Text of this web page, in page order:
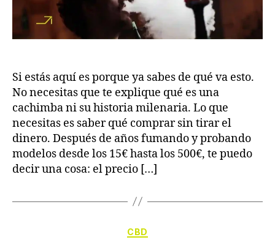
Si estás aquí es porque ya sabes de qué va esto.
No necesitas que te explique qué es una
cachimba ni su historia milenaria. Lo que
necesitas es saber qué comprar sin tirar el
dinero. Después de años fumando y probando
modelos desde los 15€ hasta los 500€, te puedo
decir una cosa: el precio […]
CBD